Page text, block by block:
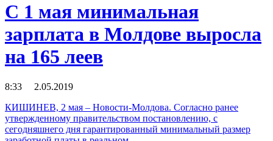
С 1 мая минимальная
зарплата в Молдове выросла
на 165 леев
8:33 2.05.2019
КИШИНЕВ, 2 мая – Новости-Молдова. Согласно ранее
утвержденному правительством постановлению, с
сегодняшнего дня гарантированный минимальный размер